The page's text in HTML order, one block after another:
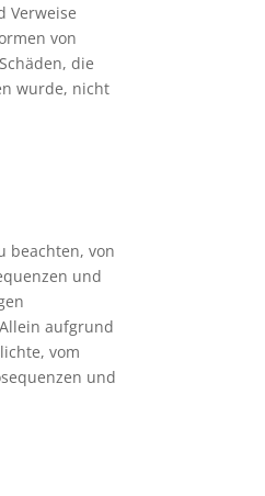
Verweise
von
die
wurde, nicht
beachten, von
und
aufgrund
vom
und